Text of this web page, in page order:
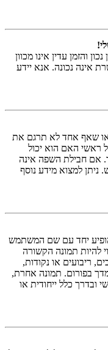
והזמן עדין אינו מכוון
אינה נכונה. אנא יידע
שאף אחד לא תרגם את
ראשי האם הוא יכול
אם חבילת השפה אינה
ניתן למצוא מידע נוסף
יחד עם שם המשתמש
להיות תמונה הקשורה
ריבועים או נקודות,
בפורום. תמונה אחרת,
ובדרך כלל ייחודית או